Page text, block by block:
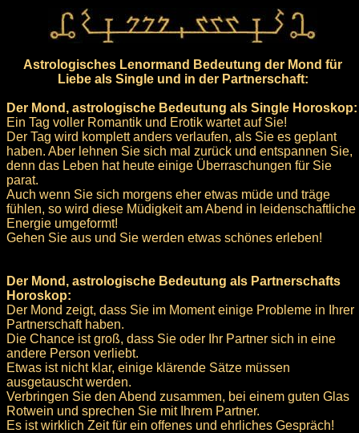
Astrologisches Lenormand Bedeutung der Mond für
Liebe als Single und in der Partnerschaft:
Der Mond, astrologische Bedeutung als Single Horoskop:
Ein Tag voller Romantik und Erotik wartet auf Sie!
Der Tag wird komplett anders verlaufen, als Sie es geplant
haben. Aber lehnen Sie sich mal zurück und entspannen Sie,
denn das Leben hat heute einige Überraschungen für Sie
parat.
Auch wenn Sie sich morgens eher etwas müde und träge
fühlen, so wird diese Müdigkeit am Abend in leidenschaftliche
Energie umgeformt!
Gehen Sie aus und Sie werden etwas schönes erleben!
Der Mond, astrologische Bedeutung als Partnerschafts
Horoskop:
Der Mond zeigt, dass Sie im Moment einige Probleme in Ihrer
Partnerschaft haben.
Die Chance ist groß, dass Sie oder Ihr Partner sich in eine
andere Person verliebt.
Etwas ist nicht klar, einige klärende Sätze müssen
ausgetauscht werden.
Verbringen Sie den Abend zusammen, bei einem guten Glas
Rotwein und sprechen Sie mit Ihrem Partner.
Es ist wirklich Zeit für ein offenes und ehrliches Gespräch!